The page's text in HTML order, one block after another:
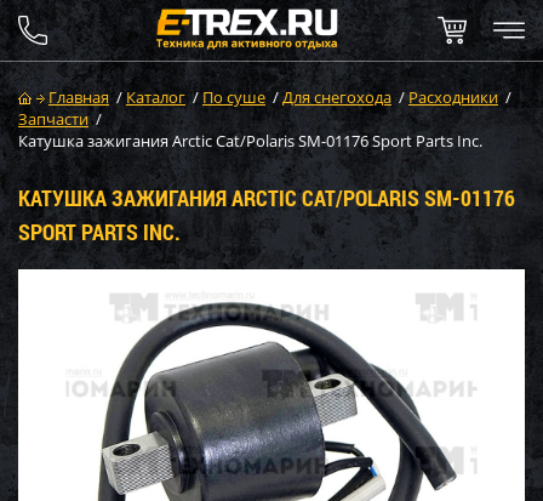
Главная / Каталог / По суше /Для снегохода /Расходники /
Запчасти /
Катушка зажигания Arctic Cat/Polaris SM-01176 Sport Parts Inc.
КАТУШКА ЗАЖИГАНИЯ ARCTIC CAT/POLARIS SM-01176
SPORT PARTS INC.